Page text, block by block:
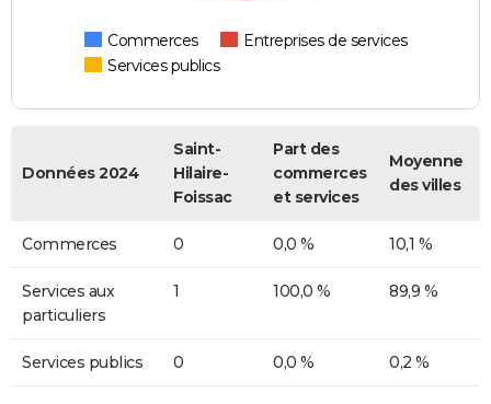
Commerces
Entreprises de services
Services publics
Données 2024
Saint-
Hilaire-
Foissac
Part des
commerces
et services
Moyenne
des villes
Commerces 0 0,0 % 10,1 %
Services aux
particuliers
1 100,0 % 89,9 %
Services publics 0 0,0 % 0,2 %